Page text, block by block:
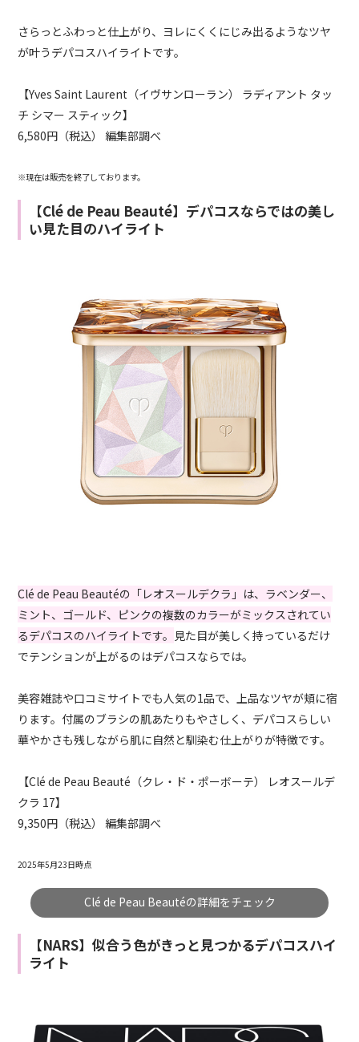
さらっとふわっと仕上がり、ヨレにくくにじみ出るようなツヤ
が叶うデパコスハイライトです。
【Yves Saint Laurent（イヴサンローラン） ラディアント タッ
チ シマー スティック】
6,580円（税込） 編集部調べ
※現在は販売を終了しております。
【Clé de Peau Beauté】デパコスならではの美し
い見た目のハイライト
Clé de Peau Beautéの「レオスールデクラ」は、ラベンダー、
ミント、ゴールド、ピンクの複数のカラーがミックスされてい
るデパコスのハイライトです。 見た目が美しく持っているだけ
でテンションが上がるのはデパコスならでは。
美容雑誌や口コミサイトでも人気の1品で、上品なツヤが頬に宿
ります。付属のブラシの肌あたりもやさしく、デパコスらしい
華やかさも残しながら肌に自然と馴染む仕上がりが特徴です。
【Clé de Peau Beauté（クレ・ド・ポーボーテ） レオスールデ
クラ 17】
9,350円（税込） 編集部調べ
2025年5月23日時点
Clé de Peau Beautéの詳細をチェック
【NARS】似合う色がきっと見つかるデパコスハイ
ライト